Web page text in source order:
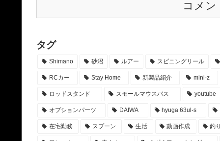
コメン
タグ
Shimano 砂沼 ルアー スピニングリール
RCカー Stay Home 新製品紹介 mini-z
ロッドスタンド スモールマウスバス youtube
オプションパーツ DAIWA hyuga 63ul-s
在宅勤務 スプーン 生活 動画作成 釣